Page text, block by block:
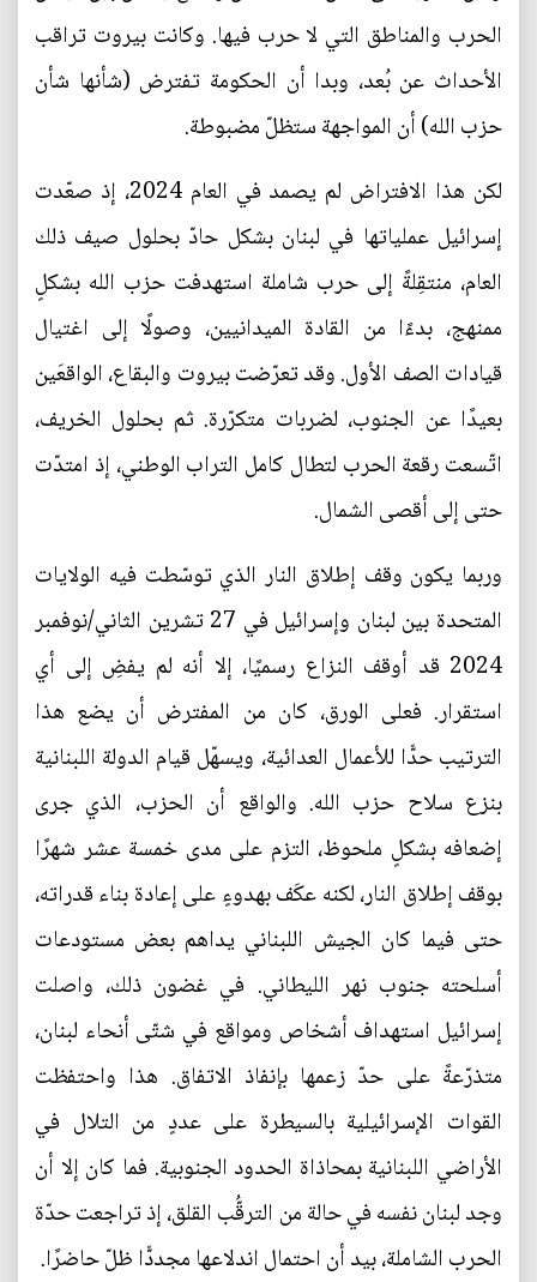
الحرب والمناطق التي لا حرب فيها. وكانت بيروت تراقب
الأحداث عن بُعد، وبدا أن الحكومة تفترض (شأنها شأن
حزب الله) أن المواجهة ستظلّ مضبوطة.
لكن هذا الافتراض لم يصمد في العام 2024، إذ صعّدت
إسرائيل عملياتها في لبنان بشكل حادّ بحلول صيف ذلك
العام، منتقِلةً إلى حرب شاملة استهدفت حزب الله بشكلٍ
ممنهج، بدءًا من القادة الميدانيين، وصولًا إلى اغتيال
قيادات الصف الأول. وقد تعرّضت بيروت والبقاع، الواقعَين
بعيدًا عن الجنوب، لضربات متكرّرة. ثم بحلول الخريف،
اتّسعت رقعة الحرب لتطال كامل التراب الوطني، إذ امتدّت
حتى إلى أقصى الشمال.
وربما يكون وقف إطلاق النار الذي توسّطت فيه الولايات
المتحدة بين لبنان وإسرائيل في 27 تشرين الثاني/نوفمبر
2024 قد أوقف النزاع رسميًا، إلا أنه لم يفضِ إلى أي
استقرار. فعلى الورق، كان من المفترض أن يضع هذا
الترتيب حدًّا للأعمال العدائية، ويسهّل قيام الدولة اللبنانية
بنزع سلاح حزب الله. والواقع أن الحزب، الذي جرى
إضعافه بشكلٍ ملحوظ، التزم على مدى خمسة عشر شهرًا
بوقف إطلاق النار، لكنه عكَف بهدوءٍ على إعادة بناء قدراته،
حتى فيما كان الجيش اللبناني يداهم بعض مستودعات
أسلحته جنوب نهر الليطاني. في غضون ذلك، واصلت
إسرائيل استهداف أشخاص ومواقع في شتّى أنحاء لبنان،
متذرّعةً على حدّ زعمها بإنفاذ الاتفاق. هذا واحتفظت
القوات الإسرائيلية بالسيطرة على عددٍ من التلال في
الأراضي اللبنانية بمحاذاة الحدود الجنوبية. فما كان إلا أن
وجد لبنان نفسه في حالة من الترقُّب القلق، إذ تراجعت حدّة
الحرب الشاملة، بيد أن احتمال اندلاعها مجددًّا ظلّ حاضرًا.